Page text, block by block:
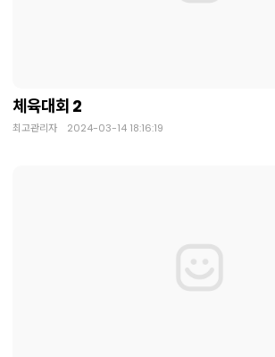
체육대회 2
최고관리자 2024-03-14 18:16:19